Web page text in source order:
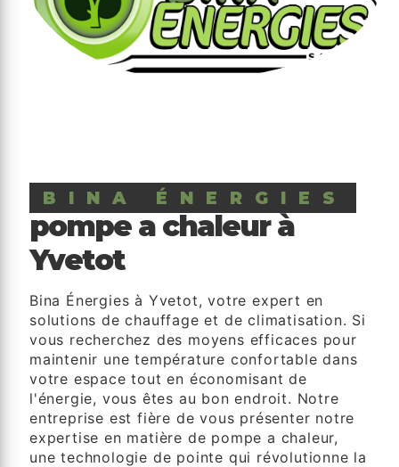
BINA ÉNERGIES
pompe a chaleur à
Yvetot
Bina Énergies à Yvetot, votre expert en
solutions de chauffage et de climatisation. Si
vous recherchez des moyens efficaces pour
maintenir une température confortable dans
votre espace tout en économisant de
l'énergie, vous êtes au bon endroit. Notre
entreprise est fière de vous présenter notre
expertise en matière de pompe a chaleur,
une technologie de pointe qui révolutionne la